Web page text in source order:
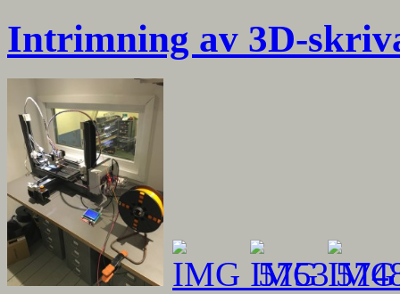
Intrimning av 3D-